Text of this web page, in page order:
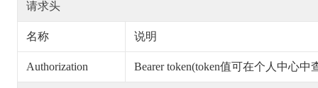
请求头
名称 说明
Authorization Bearer token(token值可在个人中心中